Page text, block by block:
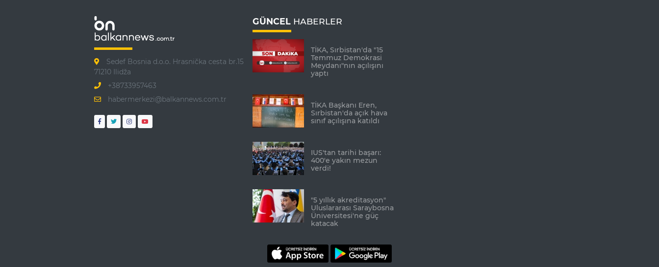
Sedef Bosnia d.o.o. Hrasnička cesta br.15
71210 Ilidža
+38733957463
habermerkezi@balkannews.com.tr
GÜNCEL HABERLER
TİKA, Sırbistan'da "15
Temmuz Demokrasi
Meydanı"nın açılışını
yaptı
TİKA Başkanı Eren,
Sırbistan'da açık hava
sınıf açılışına katıldı
IUS'tan tarihi başarı:
400'e yakın mezun
verdi!
"5 yıllık akreditasyon"
Uluslararası Saraybosna
Üniversitesi'ne güç
katacak